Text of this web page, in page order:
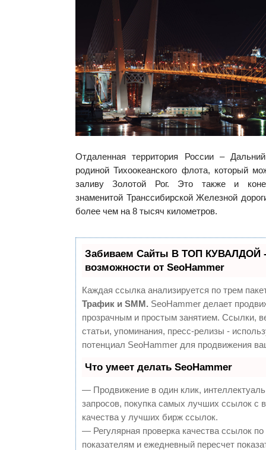
Отдаленная территория России –
родиной Тихоокеанского флота, который
заливу Золотой Рог. Это также и
знаменитой Транссибирской Железной
более чем на 8 тысяч километров.
Забиваем Сайты В ТОП КУВАЛДОЙ
возможности от SeoHammer
Каждая ссылка анализируется по трем
Трафик и SMM. SeoHammer делает
прозрачным и простым занятием. Ссылки,
статьи, упоминания, пресс-релизы -
потенциал SeoHammer для продвижения
Что умеет делать SeoHammer
— Продвижение в один клик,
запросов, покупка самых лучших ссылок с
качества у лучших бирж ссылок.
— Регулярная проверка качества ссылок
показателям и ежедневный пересчет